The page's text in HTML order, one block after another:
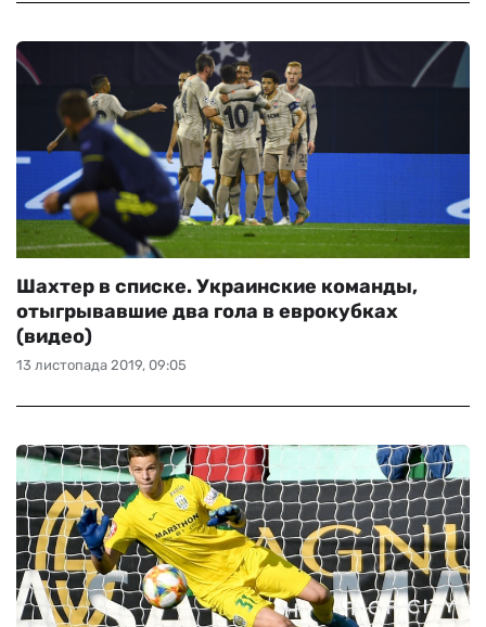
13 листопада 2019, 09:05
Шахтер в списке. Украинские команды,
отыгрывавшие два гола в еврокубках
(видео)